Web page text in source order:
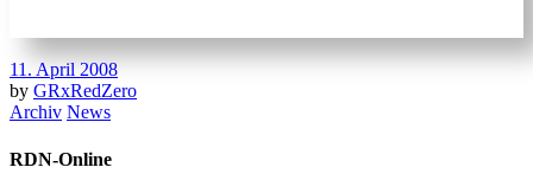
11. April 2008
by GRxRedZero
Archiv News
RDN-Online